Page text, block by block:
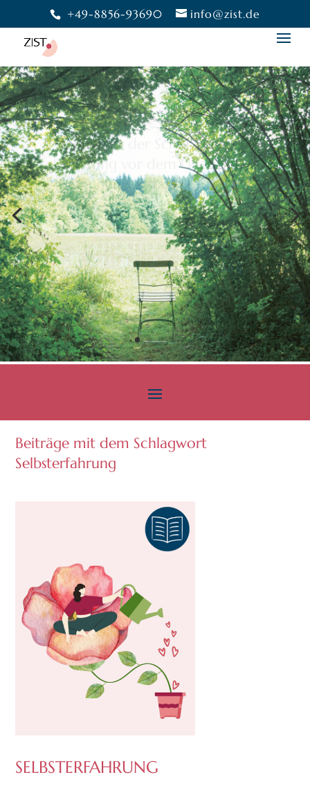
+49-8856-93690 info@zist.de
Bewusstheit gibt uns die
Freiheit,eine Wahl zu treffen.
Moshé Feldenkrais
Beiträge mit dem Schlagwort
Selbsterfahrung
SELBSTERFAHRUNG